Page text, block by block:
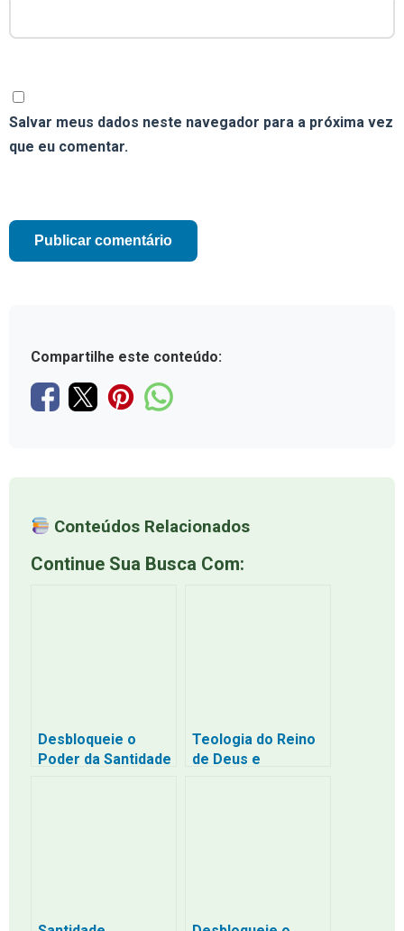
Salvar meus dados neste navegador para a próxima vez
que eu comentar.
Compartilhe este conteúdo:
Conteúdos Relacionados
Continue Sua Busca Com:
Desbloqueie o
Poder da Santidade
Teologia do Reino
de Deus e